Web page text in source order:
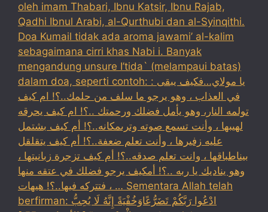
oleh imam Thabari, Ibnu Katsir, Ibnu Rajab,
Qadhi Ibnul Arabi, al-Qurthubi dan al-Syinqithi.
Doa Kumail tidak ada aroma jawami’ al-kalim
sebagaimana cirri khas Nabi i. Banyak
mengandung unsure I’tida` (melampaui batas)
dalam doa, seperti contoh: : يا مولاي…فكيف يبقى
في العذاب ، وهو يرجو ما سلف من حلمك..؟! ام كيف
تولمه النار، وهو يأمل فضلك ورحمتك ..؟! ام كيف يحرقه
لهيبها ، وأنت تسمع صوته وترىمكانه..؟! أم كيف بشتمل
عليه زفيرها ، وأنت تعلم ضعفة..؟! أم كيف يتقلقل
بيناطباقها ، وانت تعلم صدقه..؟! أم كيف تزجرة زبانيتها ،
وهو يناديك يا ربه ..؟! أمكيف يرجو فضلك في عتقه منها
، فتتركه فيها..؟! هيهات … Sementara Allah telah
berfirman: ادْعُوا رَبَّكُمْ تَضَرُّعًاوَخُفْيَةً إِنَّهُ لَا يُحِبُّ